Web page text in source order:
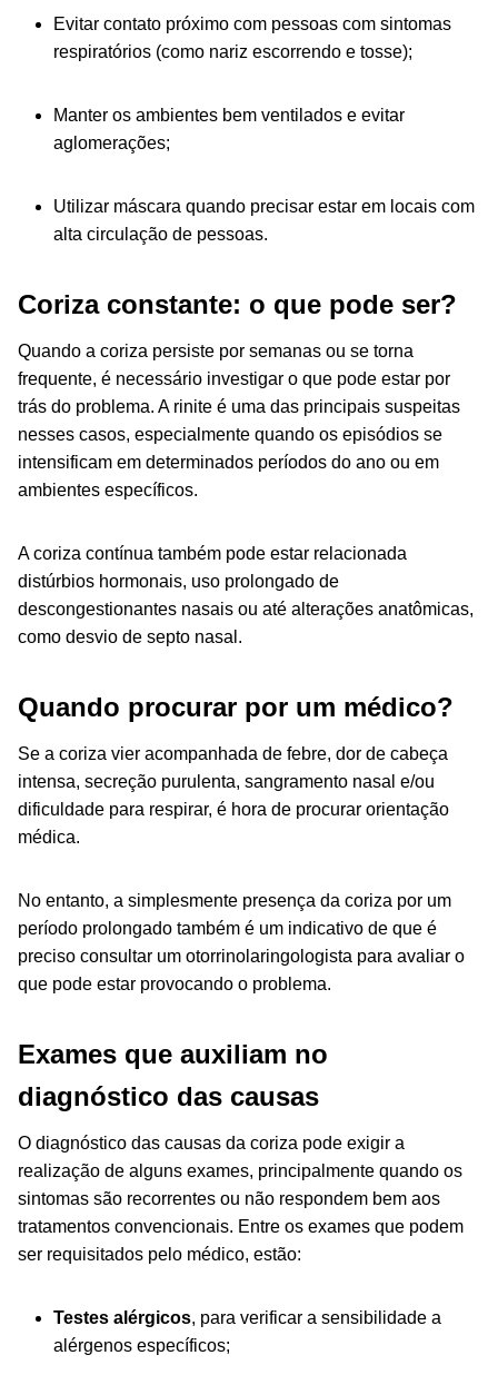
Evitar contato próximo com pessoas com sintomas
respiratórios (como nariz escorrendo e tosse);
Manter os ambientes bem ventilados e evitar
aglomerações;
Utilizar máscara quando precisar estar em locais com
alta circulação de pessoas.
Coriza constante: o que pode ser?
Quando a coriza persiste por semanas ou se torna
frequente, é necessário investigar o que pode estar por
trás do problema. A rinite é uma das principais suspeitas
nesses casos, especialmente quando os episódios se
intensificam em determinados períodos do ano ou em
ambientes específicos.
A coriza contínua também pode estar relacionada
distúrbios hormonais, uso prolongado de
descongestionantes nasais ou até alterações anatômicas,
como desvio de septo nasal.
Quando procurar por um médico?
Se a coriza vier acompanhada de febre, dor de cabeça
intensa, secreção purulenta, sangramento nasal e/ou
dificuldade para respirar, é hora de procurar orientação
médica.
No entanto, a simplesmente presença da coriza por um
período prolongado também é um indicativo de que é
preciso consultar um otorrinolaringologista para avaliar o
que pode estar provocando o problema.
Exames que auxiliam no
diagnóstico das causas
O diagnóstico das causas da coriza pode exigir a
realização de alguns exames, principalmente quando os
sintomas são recorrentes ou não respondem bem aos
tratamentos convencionais. Entre os exames que podem
ser requisitados pelo médico, estão:
Testes alérgicos, para verificar a sensibilidade a
alérgenos específicos;